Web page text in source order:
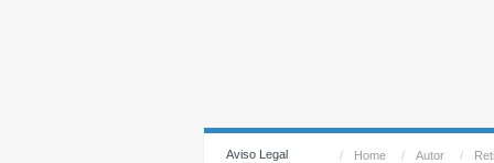
Aviso Legal / Home / Autor /